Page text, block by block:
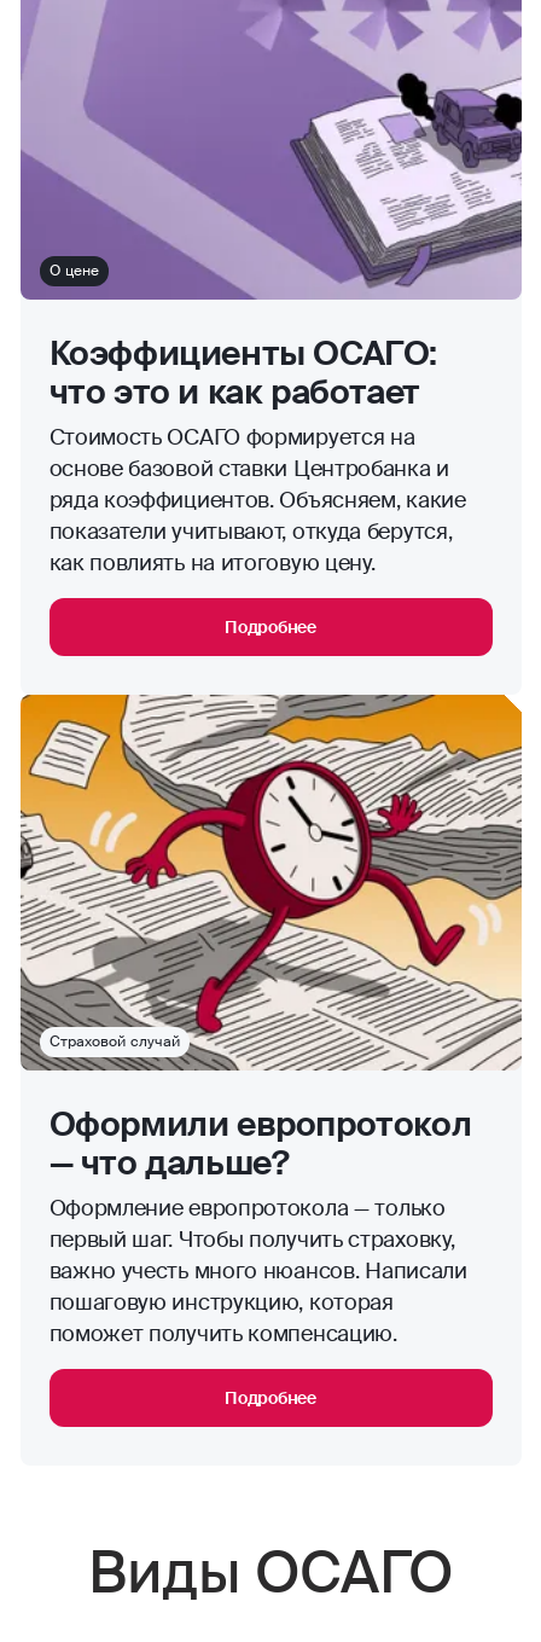
О цене
Коэффициенты ОСАГО:
что это и как работает
Стоимость ОСАГО формируется на
основе базовой ставки Центробанка и
ряда коэффициентов. Объясняем, какие
показатели учитывают, откуда берутся,
как повлиять на итоговую цену.
Подробнее
Страховой случай
Оформили европротокол
— что дальше?
Оформление европротокола — только
первый шаг. Чтобы получить страховку,
важно учесть много нюансов. Написали
пошаговую инструкцию, которая
поможет получить компенсацию.
Подробнее
Виды ОСАГО